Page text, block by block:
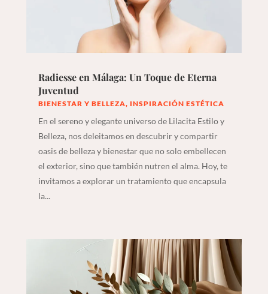
Radiesse en Málaga: Un Toque de Eterna
Juventud
BIENESTAR Y BELLEZA, INSPIRACIÓN ESTÉTICA
En el sereno y elegante universo de Lilacita Estilo y
Belleza, nos deleitamos en descubrir y compartir
oasis de belleza y bienestar que no solo embellecen
el exterior, sino que también nutren el alma. Hoy, te
invitamos a explorar un tratamiento que encapsula
la...